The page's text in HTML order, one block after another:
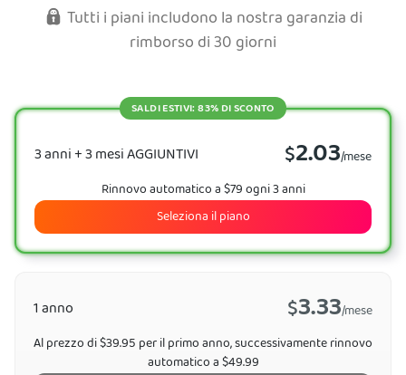
Tutti i piani includono la nostra garanzia di
rimborso di 30 giorni
3 anni + 3 mesi AGGIUNTIVI $2.03/mese
SALDI ESTIVI: 83% DI SCONTO
Rinnovo automatico a $79 ogni 3 anni
Seleziona il piano
1 anno $3.33/mese
Al prezzo di $39.95 per il primo anno, successivamente rinnovo
automatico a $49.99